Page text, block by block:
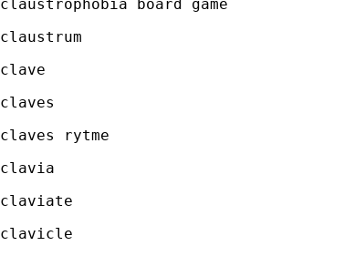
claustrophobia board game
claustrum
clave
claves
claves rytme
clavia
claviate
clavicle